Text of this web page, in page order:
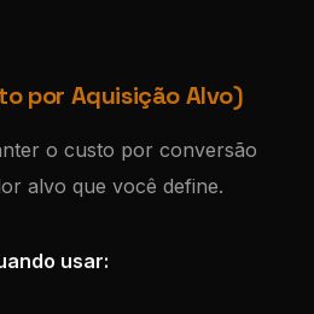
por Aquisição Alvo)
o custo por conversão
alvo que você define.
usar: